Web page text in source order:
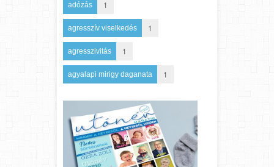
adózás 1
agresszív viselkedés 1
agresszivitás 1
agyalapi mirigy daganata 1